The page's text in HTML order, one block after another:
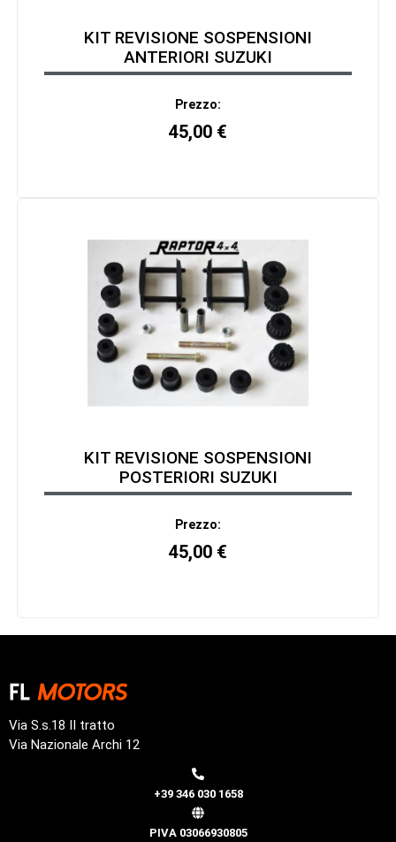
KIT REVISIONE SOSPENSIONI
ANTERIORI SUZUKI
Prezzo:
45,00 €
KIT REVISIONE SOSPENSIONI
POSTERIORI SUZUKI
Prezzo:
45,00 €
Via S.s.18 II tratto
Via Nazionale Archi 12
+39 346 030 1658
PIVA 03066930805